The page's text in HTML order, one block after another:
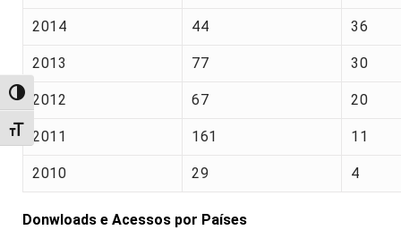
Alternar alto contraste
Alternar tamanho da fonte
2014 44 36
2013 77 30
2012 67 20
2011 161 11
2010 29 4
Donwloads e Acessos por Países